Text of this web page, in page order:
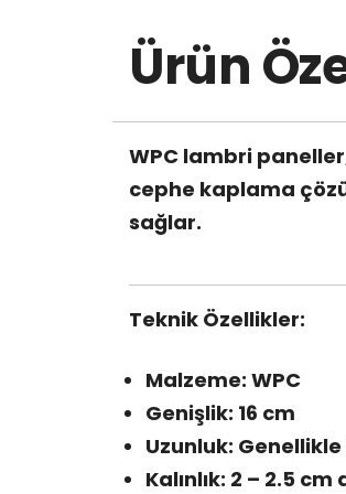
Ürün
WPC lambri
cephe kaplama
sağlar.
Teknik Özellikler:
Malzeme: WPC
Genişlik: 16 cm
Uzunluk:
Kalınlık: 2 – 2.5 cm